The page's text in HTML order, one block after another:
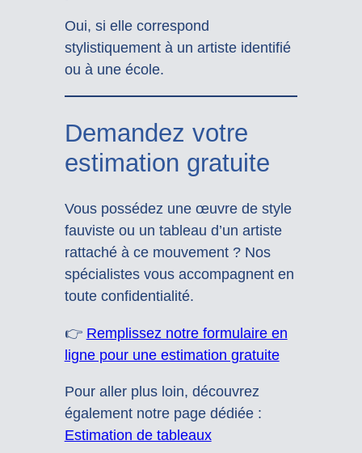
Oui, si elle correspond
stylistiquement à un artiste identifié
ou à une école.
Demandez votre
estimation gratuite
Vous possédez une œuvre de style
fauviste ou un tableau d’un artiste
rattaché à ce mouvement ? Nos
spécialistes vous accompagnent en
toute confidentialité.
👉 Remplissez notre formulaire en
ligne pour une estimation gratuite
Pour aller plus loin, découvrez
également notre page dédiée :
Estimation de tableaux